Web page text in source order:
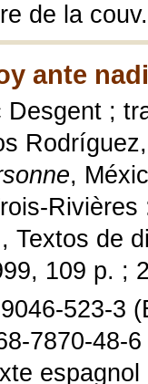
de la couv.
ante
Desgent ;
,
Textos de
109 p. ;
523-3
7870-48-